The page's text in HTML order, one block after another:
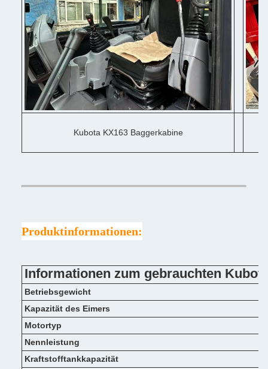
Kubota KX163 Baggerkabine
Produktinformationen:
Informationen zum gebrauchten
Betriebsgewicht
Kapazität des Eimers
Motortyp
Nennleistung
Kraftstofftankkapazität